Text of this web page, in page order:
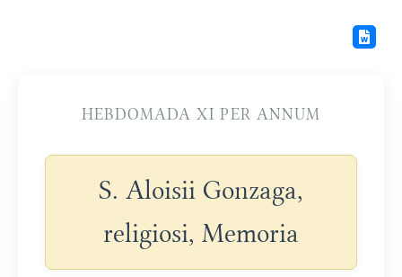
HEBDOMADA XI PER ANNUM
S. Aloisii Gonzaga,
religiosi, Memoria